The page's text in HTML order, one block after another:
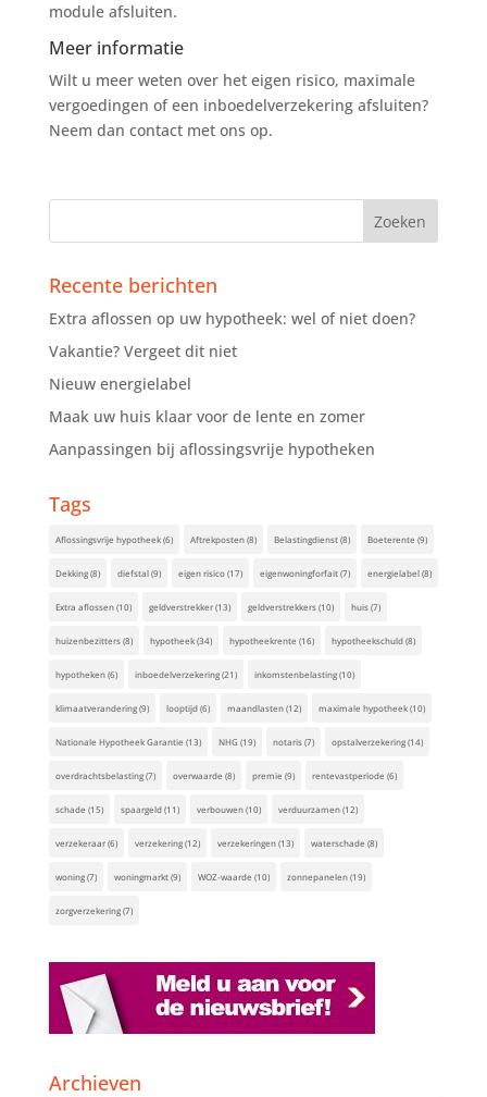
module afsluiten.
Meer informatie
Wilt u meer weten over het eigen risico, maximale
vergoedingen of een inboedelverzekering afsluiten?
Neem dan contact met ons op.
Recente berichten
Extra aflossen op uw hypotheek: wel of niet doen?
Vakantie? Vergeet dit niet
Nieuw energielabel
Maak uw huis klaar voor de lente en zomer
Aanpassingen bij aflossingsvrije hypotheken
Tags
Aflossingsvrije hypotheek(6) Aftrekposten(8) Belastingdienst(8) Boeterente (9)
Dekking(8) diefstal(9) eigen risico(17) eigenwoningforfait(7) energielabel(8)
Extra aflossen(10) geldverstrekker(13) geldverstrekkers(10) huis(7)
huizenbezitters(8) hypotheek(34) hypotheekrente (16) hypotheekschuld(8)
hypotheken(6) inboedelverzekering(21) inkomstenbelasting(10)
klimaatverandering(9) looptijd(6) maandlasten(12) maximale hypotheek(10)
Nationale Hypotheek Garantie (13) NHG(19) notaris(7) opstalverzekering(14)
overdrachtsbelasting(7) overwaarde (8) premie (9) rentevastperiode (6)
schade (15) spaargeld(11) verbouwen(10) verduurzamen(12)
verzekeraar(6) verzekering(12) verzekeringen(13) waterschade (8)
woning(7) woningmarkt(9) WOZ-waarde (10) zonnepanelen(19)
zorgverzekering(7)
Archieven